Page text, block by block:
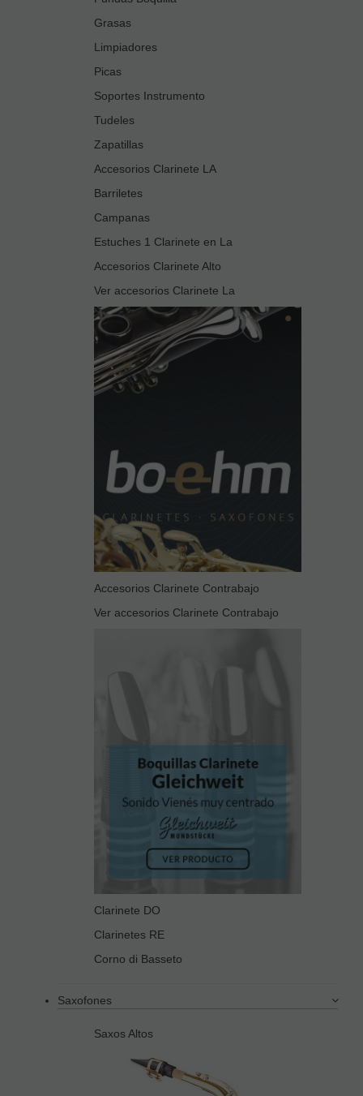
Grasas
Limpiadores
Picas
Soportes Instrumento
Tudeles
Zapatillas
Accesorios Clarinete LA
Barriletes
Campanas
Estuches 1 Clarinete en La
Accesorios Clarinete Alto
Ver accesorios Clarinete La
Accesorios Clarinete Contrabajo
Ver accesorios Clarinete Contrabajo
Clarinete DO
Clarinetes RE
Corno di Basseto
Saxofones
Saxos Altos